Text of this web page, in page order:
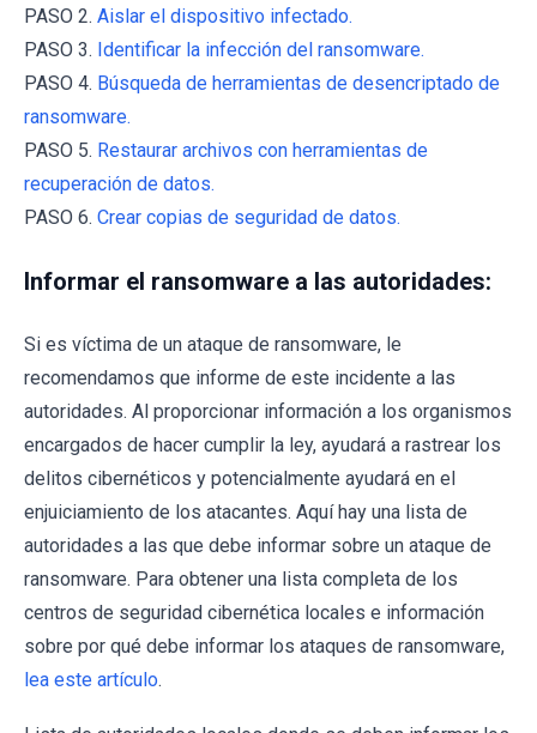
PASO 2. Aislar el dispositivo infectado.
PASO 3. Identificar la infección del ransomware.
PASO 4. Búsqueda de herramientas de desencriptado de
ransomware.
PASO 5. Restaurar archivos con herramientas de
recuperación de datos.
PASO 6. Crear copias de seguridad de datos.
Informar el ransomware a las autoridades:
Si es víctima de un ataque de ransomware, le
recomendamos que informe de este incidente a las
autoridades. Al proporcionar información a los organismos
encargados de hacer cumplir la ley, ayudará a rastrear los
delitos cibernéticos y potencialmente ayudará en el
enjuiciamiento de los atacantes. Aquí hay una lista de
autoridades a las que debe informar sobre un ataque de
ransomware. Para obtener una lista completa de los
centros de seguridad cibernética locales e información
sobre por qué debe informar los ataques de ransomware,
lea este artículo.